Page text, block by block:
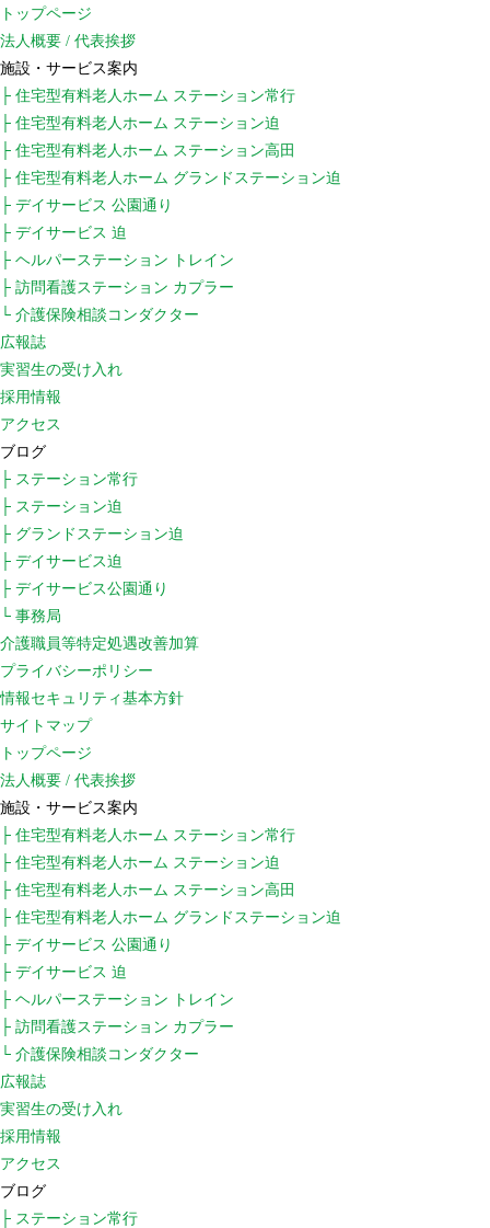
トップページ
法人概要 / 代表挨拶
施設・サービス案内
├ 住宅型有料老人ホーム ステーション常行
├ 住宅型有料老人ホーム ステーション迫
├ 住宅型有料老人ホーム ステーション高田
├ 住宅型有料老人ホーム グランドステーション迫
├ デイサービス 公園通り
├ デイサービス 迫
├ ヘルパーステーション トレイン
├ 訪問看護ステーション カプラー
└ 介護保険相談コンダクター
広報誌
実習生の受け入れ
採用情報
アクセス
ブログ
├ ステーション常行
├ ステーション迫
├ グランドステーション迫
├ デイサービス迫
├ デイサービス公園通り
└ 事務局
介護職員等特定処遇改善加算
プライバシーポリシー
情報セキュリティ基本方針
サイトマップ
トップページ
法人概要 / 代表挨拶
施設・サービス案内
├ 住宅型有料老人ホーム ステーション常行
├ 住宅型有料老人ホーム ステーション迫
├ 住宅型有料老人ホーム ステーション高田
├ 住宅型有料老人ホーム グランドステーション迫
├ デイサービス 公園通り
├ デイサービス 迫
├ ヘルパーステーション トレイン
├ 訪問看護ステーション カプラー
└ 介護保険相談コンダクター
広報誌
実習生の受け入れ
採用情報
アクセス
ブログ
├ ステーション常行